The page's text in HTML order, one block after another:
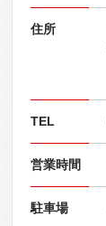
住所
TEL
営業時間
駐車場